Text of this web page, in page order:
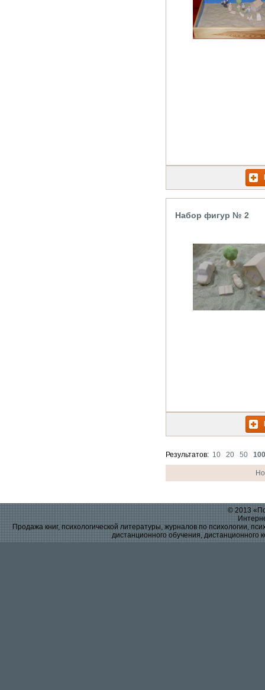
Набор фигур № 2
Результатов: 10 20 50 100
© 2013
Продажа книг, психологической литературы, журналов по психологии,
дистанционного обучения, дистанционного